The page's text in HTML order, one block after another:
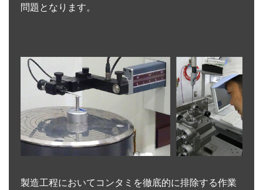
問題となります。
製造工程においてコンタミを徹底的に排除する作業